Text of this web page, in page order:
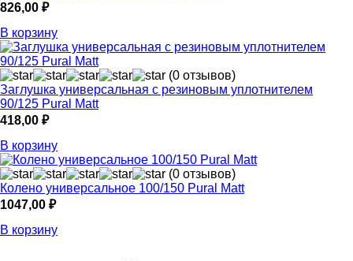
826,00 ₽
В корзину
(0 отзывов)
Заглушка универсальная с резиновым уплотнителем
90/125 Pural Matt
418,00 ₽
В корзину
(0 отзывов)
Колено универсальное 100/150 Pural Matt
1047,00 ₽
В корзину